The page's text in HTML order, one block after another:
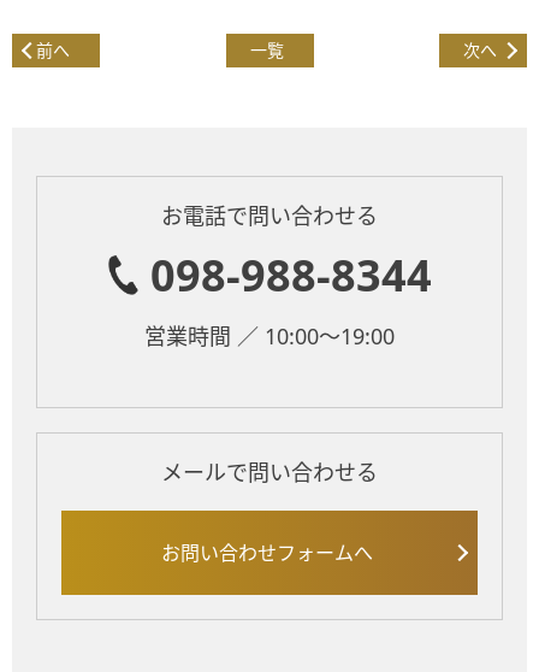
前へ 一覧 次へ
お電話で問い合わせる
098-988-8344
営業時間 ／ 10:00～19:00
メールで問い合わせる
お問い合わせフォームへ